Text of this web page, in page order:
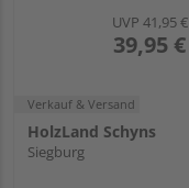
UVP 41,95 €
39,95 €
Verkauf & Versand
HolzLand Schyns
Siegburg